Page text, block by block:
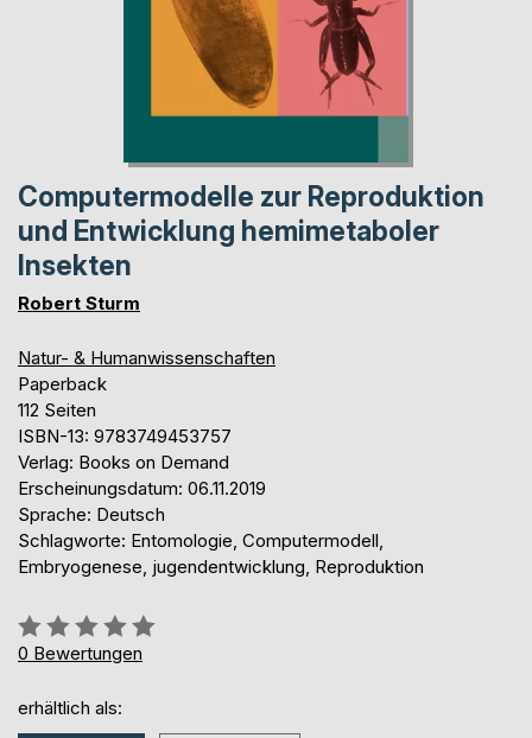
Computermodelle zur Reproduktion
und Entwicklung hemimetaboler
Insekten
Robert Sturm
Natur- & Humanwissenschaften
Paperback
112 Seiten
ISBN-13: 9783749453757
Verlag: Books on Demand
Erscheinungsdatum: 06.11.2019
Sprache: Deutsch
Schlagworte: Entomologie, Computermodell,
Embryogenese, jugendentwicklung, Reproduktion
Bewertung::
0%
0 Bewertungen
erhältlich als: